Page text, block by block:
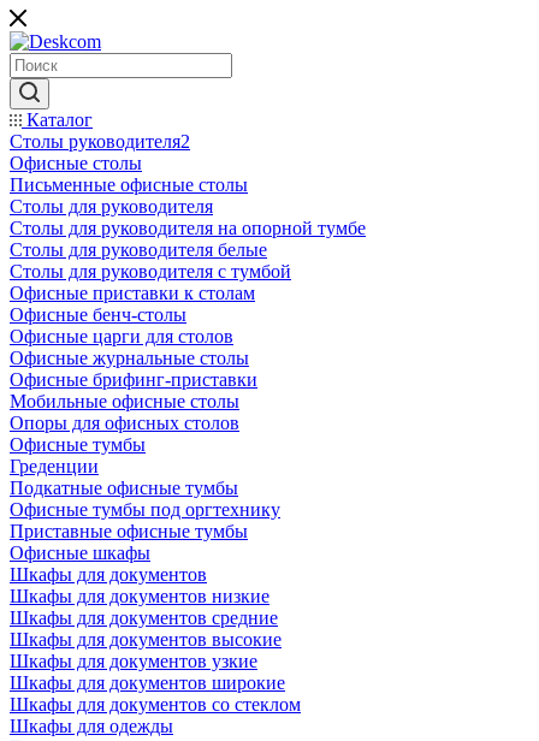
Каталог
Столы руководителя2
Офисные столы
Письменные офисные столы
Столы для руководителя
Столы для руководителя на опорной тумбе
Столы для руководителя белые
Столы для руководителя с тумбой
Офисные приставки к столам
Офисные бенч-столы
Офисные царги для столов
Офисные журнальные столы
Офисные брифинг-приставки
Мобильные офисные столы
Опоры для офисных столов
Офисные тумбы
Греденции
Подкатные офисные тумбы
Офисные тумбы под оргтехнику
Приставные офисные тумбы
Офисные шкафы
Шкафы для документов
Шкафы для документов низкие
Шкафы для документов средние
Шкафы для документов высокие
Шкафы для документов узкие
Шкафы для документов широкие
Шкафы для документов со стеклом
Шкафы для одежды